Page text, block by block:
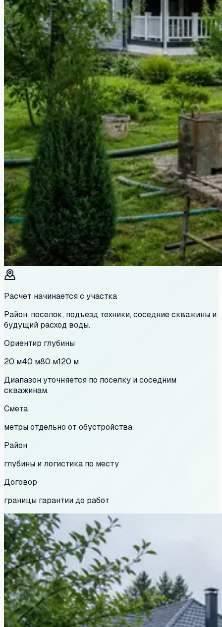
Расчет начинается с участка
Район, поселок, подъезд техники, соседние скважины и
будущий расход воды.
Ориентир глубины
20 м40 м80 м120 м
Диапазон уточняется по поселку и соседним
скважинам.
Смета
метры отдельно от обустройства
Район
глубины и логистика по месту
Договор
границы гарантии до работ